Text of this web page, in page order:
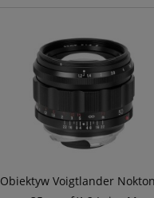
Obiektyw Voigtlander